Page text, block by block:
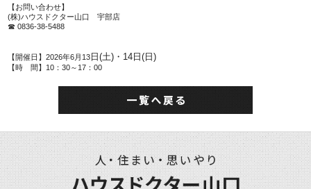
【お問い合わせ】
(株)ハウスドクター山口 宇部店
☎ 0836-38-5488
【開催日】2026年6月13 日(土)・14日(日)
【時 間】10：30～17：00